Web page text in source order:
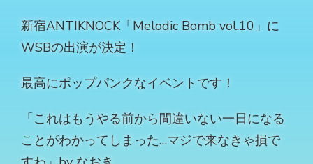
新宿ANTIKNOCK「Melodic Bomb vol.10」に
WSBの出演が決定！
最高にポップパンクなイベントです！
「これはもうやる前から間違いない一日になる
ことがわかってしまった…マジで来なきゃ損で